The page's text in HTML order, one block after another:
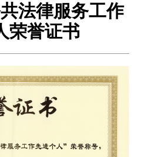
法律服务工作
荣誉证书